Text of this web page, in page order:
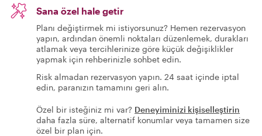
Sana özel hale getir
Planı değiştirmek mi istiyorsunuz? Hemen rezervasyon
yapın, ardından önemli noktaları düzenlemek, durakları
atlamak veya tercihlerinize göre küçük değişiklikler
yapmak için rehberinizle sohbet edin.
Risk almadan rezervasyon yapın. 24 saat içinde iptal
edin, paranızın tamamını geri alın.
Özel bir isteğiniz mi var? Deneyiminizi kişiselleştirin
daha fazla süre, alternatif konumlar veya tamamen size
özel bir plan için.